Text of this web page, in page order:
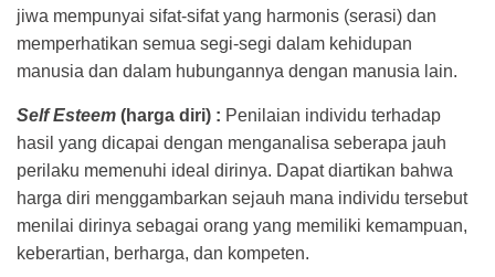
jiwa mempunyai sifat-sifat yang harmonis (serasi) dan
memperhatikan semua segi-segi dalam kehidupan
manusia dan dalam hubungannya dengan manusia lain.
Self Esteem (harga diri) : Penilaian individu terhadap
hasil yang dicapai dengan menganalisa seberapa jauh
perilaku memenuhi ideal dirinya. Dapat diartikan bahwa
harga diri menggambarkan sejauh mana individu tersebut
menilai dirinya sebagai orang yang memiliki kemampuan,
keberartian, berharga, dan kompeten.